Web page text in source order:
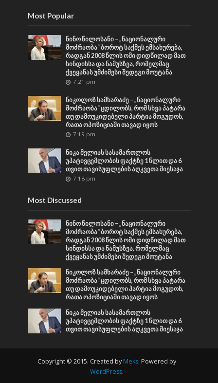
Most Popular
ნინო წილოსანი – „ნაციონალური
მოძრაობა“ ბოროტ საქმეს ემსახურება,
რადგან 2008 წლის ომი დიდწილად მათ
სინდისსა და ნამუსზეა, რომელმაც
ქვეყანას უმძიმესი შედეგი მოუტანა
7:21 pm
ნიკოლოზ სამხარაძე – „ნაციონალური
მოძრაობა“ ცდილობს, რომ სხვა პატარა
თუ დამოუკიდებელი პარტია მოგუდოს,
რათა ოპოზიციაში თავად იყოს
7:19 pm
ნიკა მელიას სასამართლოს
უპატივცემლობის ფაქტზე 1 წლით და 6
თვით თავისუფლების აღკვეთა მიესაჯა
7:18 pm
Most Discussed
ნინო წილოსანი – „ნაციონალური
მოძრაობა“ ბოროტ საქმეს ემსახურება,
რადგან 2008 წლის ომი დიდწილად მათ
სინდისსა და ნამუსზეა, რომელმაც
ქვეყანას უმძიმესი შედეგი მოუტანა
ნიკოლოზ სამხარაძე – „ნაციონალური
მოძრაობა“ ცდილობს, რომ სხვა პატარა
თუ დამოუკიდებელი პარტია მოგუდოს,
რათა ოპოზიციაში თავად იყოს
ნიკა მელიას სასამართლოს
უპატივცემლობის ფაქტზე 1 წლით და 6
თვით თავისუფლების აღკვეთა მიესაჯა
Copyright © 2015. Created by Meks. Powered by
WordPress.